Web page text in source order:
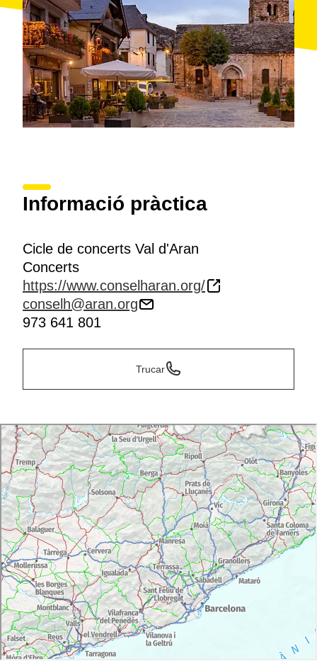
Informació pràctica
Cicle de concerts Val d'Aran
Concerts
https://www.conselharan.org/
conselh@aran.org
973 641 801
Trucar